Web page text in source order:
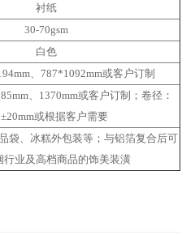
衬纸
30-70gsm
白色
、787*1092mm或客户订制
、1370mm或客户订制；卷径：
或根据客户需要
袋、冰糕外包装等；与铝箔复合后可
行业及高档商品的饰美装潢